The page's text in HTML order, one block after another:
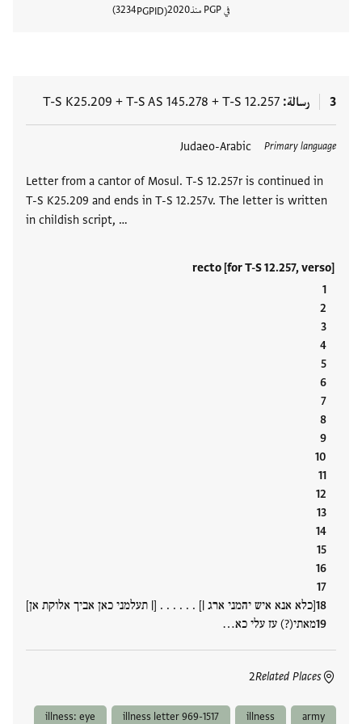
في PGP منذ 2020
PGPID
3234
3 رسالة T-S 12.257
+
T-S AS 145.278
+
T-S K25.209
Primary language
Judaeo-Arabic
Letter from a cantor of Mosul. T-S 12.257r is continued in
T-S K25.209 and ends in T-S 12.257v. The letter is written
in childish script, …
recto [for T-S 12.257, verso]
[כלא אנא איש יהמני ארג |] . . . . . . [| תעלמני כאן אביך אלוקת אן]
מאתי(?) עז עלי כא…
Related Places
2
العلامات
army
illness
illness letter 969-1517
illness: eye